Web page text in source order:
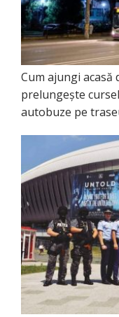
Cum ajungi acasă
prelungește
autobuze pe